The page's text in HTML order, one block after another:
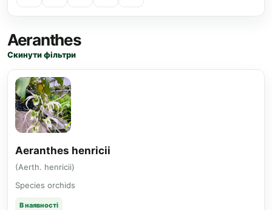
Aeranthes
Скинути фільтри
Aeranthes henricii
(Aerth. henricii)
Species orchids
В наявності